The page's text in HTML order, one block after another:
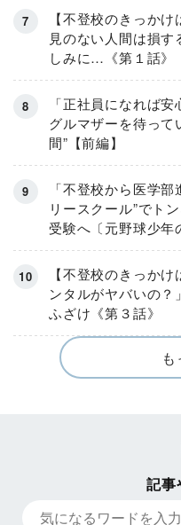
【不登校のきっか
見のない人間は損
しみに…《第１話》
「正社員になれば
グルマザーを待って
間”【前編】
「不登校から医学
リースクール”でト
受験へ〔元野球少年
【不登校のきっか
ンタルがヤバいの
ふざけ《第３話》
記事